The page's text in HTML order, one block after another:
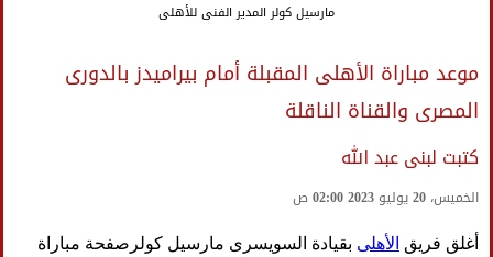
مارسيل كولر المدير الفنى للأهلى
موعد مباراة الأهلى المقبلة أمام بيراميدز بالدورى
المصرى والقناة الناقلة
كتبت لبنى عبد الله
الخميس، 20 يوليو 2023 02:00 ص
أغلق فريق الأهلى بقيادة السويسرى مارسيل كولرصفحة مباراة